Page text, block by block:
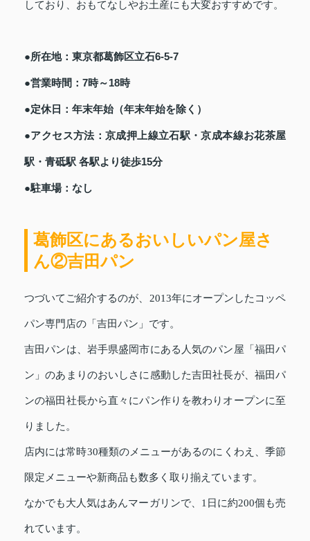
しており、おもてなしやお土産にも大変おすすめです。
●所在地：東京都葛飾区立石6-5-7
●営業時間：7時～18時
●定休日：年末年始（年末年始を除く）
●アクセス方法：京成押上線立石駅・京成本線お花茶屋
駅・青砥駅 各駅より徒歩15分
●駐車場：なし
葛飾区にあるおいしいパン屋さ
ん②吉田パン
つづいてご紹介するのが、2013年にオープンしたコッペ
パン専門店の「吉田パン」です。
吉田パンは、岩手県盛岡市にある人気のパン屋「福田パ
ン」のあまりのおいしさに感動した吉田社長が、福田パ
ンの福田社長から直々にパン作りを教わりオープンに至
りました。
店内には常時30種類のメニューがあるのにくわえ、季節
限定メニューや新商品も数多く取り揃えています。
なかでも大人気はあんマーガリンで、1日に約200個も売
れています。